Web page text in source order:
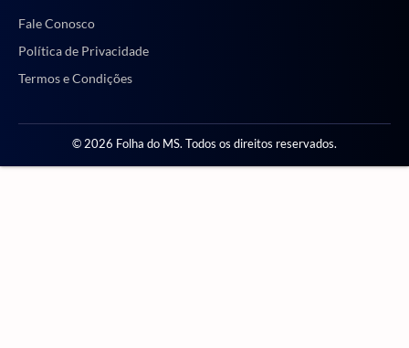
Fale Conosco
Política de Privacidade
Termos e Condições
© 2026 Folha do MS. Todos os direitos reservados.